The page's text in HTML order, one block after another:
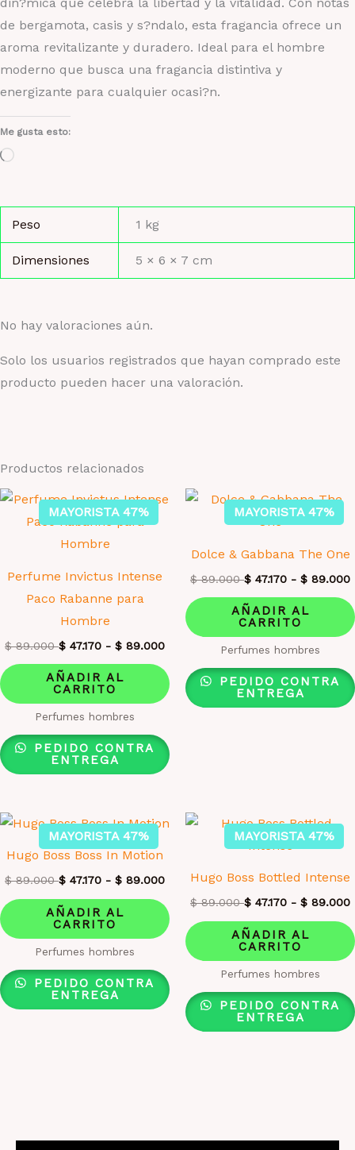
din?mica que celebra la libertad y la vitalidad. Con notas
de bergamota, casis y s?ndalo, esta fragancia ofrece un
aroma revitalizante y duradero. Ideal para el hombre
moderno que busca una fragancia distintiva y
energizante para cualquier ocasi?n.
Me gusta esto:
Cargando...
Peso 1 kg
Dimensiones 5 × 6 × 7 cm
No hay valoraciones aún.
Solo los usuarios registrados que hayan comprado este
producto pueden hacer una valoración.
Productos relacionados
MAYORISTA 47%
Perfume Invictus Intense
Paco Rabanne para
Hombre
$89.000 $ 47.170 - $ 89.000
AÑADIR AL
CARRITO
Perfumes hombres
PEDIDO CONTRA
ENTREGA
MAYORISTA 47%
Dolce & Gabbana The One
$89.000 $ 47.170 - $ 89.000
AÑADIR AL
CARRITO
Perfumes hombres
PEDIDO CONTRA
ENTREGA
MAYORISTA 47%
Hugo Boss Boss In Motion
$89.000 $ 47.170 - $ 89.000
AÑADIR AL
CARRITO
Perfumes hombres
PEDIDO CONTRA
ENTREGA
MAYORISTA 47%
Hugo Boss Bottled Intense
$89.000 $ 47.170 - $ 89.000
AÑADIR AL
CARRITO
Perfumes hombres
PEDIDO CONTRA
ENTREGA